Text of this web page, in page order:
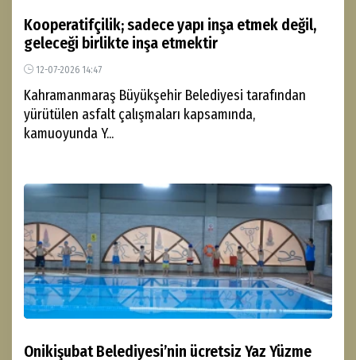
Kooperatifçilik; sadece yapı inşa etmek değil,
geleceği birlikte inşa etmektir
12-07-2026 14:47
Kahramanmaraş Büyükşehir Belediyesi tarafından
yürütülen asfalt çalışmaları kapsamında,
kamuoyunda Y...
Onikişubat Belediyesi’nin ücretsiz Yaz Yüzme